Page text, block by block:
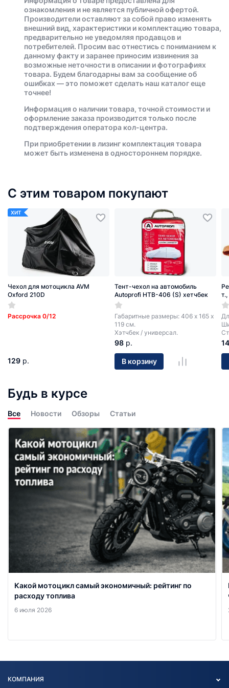
ознакомления и не является публичной офертой.
Производители оставляют за собой право изменять
внешний вид, характеристики и комплектацию товара,
предварительно не уведомляя продавцов и
потребителей. Просим вас отнестись с пониманием к
данному факту и заранее приносим извинения за
возможные неточности в описании и фотографиях
товара. Будем благодарны вам за сообщение об
ошибках — это поможет сделать наш каталог еще
точнее!
Информация о наличии товара, точной стоимости и
оформление заказа производится только после
подтверждения оператора кол-центра.
При приобретении в лизинг комплектация товара
может быть изменена в одностороннем порядке.
С этим товаром покупают
ХИТ
Чехол для мотоцикла AVM
Oxford 210D
Рассрочка 0/12
129 р.
Тент-чехол на автомобиль
Autoprofi HTB-406 (S) хетчбек
Габаритные размеры: 406 х 165 х
119 см.
Хэтчбек / универсал.
98 р.
В корзину
14
Будь в курсе
Все Новости Обзоры Статьи
Какой мотоцикл самый экономичный: рейтинг по
расходу топлива
6 июля 2026
КОМПАНИЯ